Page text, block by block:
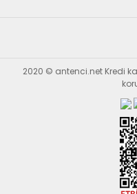
2020 © antenci.net Kredi